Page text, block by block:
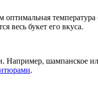
оптимальная
весь букет его вкуса.
шампанское
.